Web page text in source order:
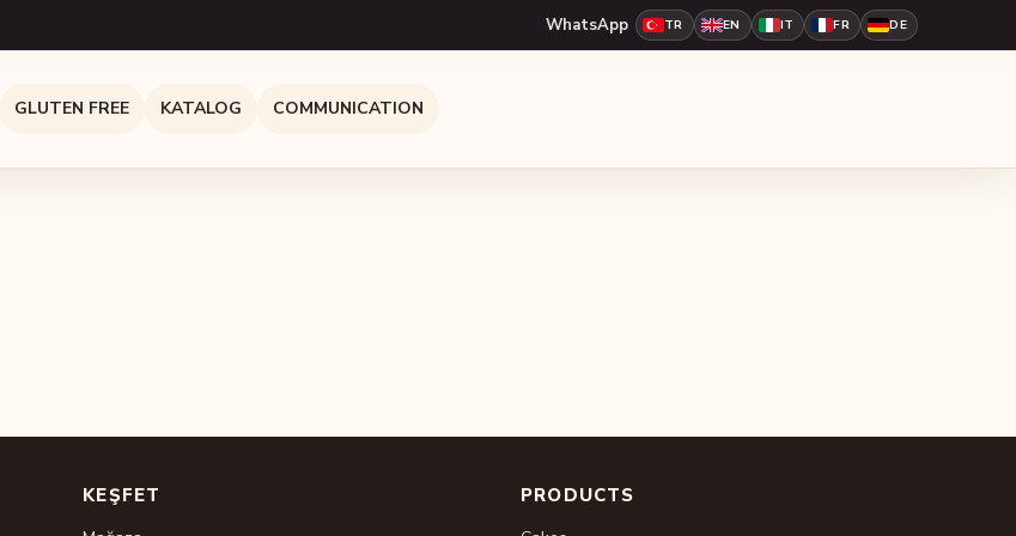
WhatsApp TR EN IT FR DE
GLUTEN FREE KATALOG COMMUNICATION
KEŞFET PRODUCTS